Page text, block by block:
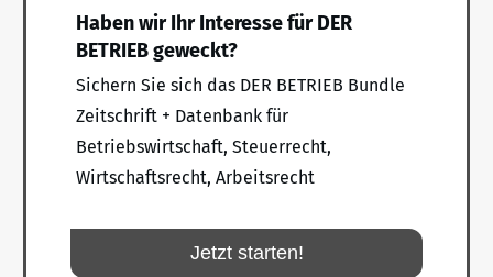
Haben wir Ihr Interesse für DER
BETRIEB geweckt?
Sichern Sie sich das DER BETRIEB Bundle
Zeitschrift + Datenbank für
Betriebswirtschaft, Steuerrecht,
Wirtschaftsrecht, Arbeitsrecht
Jetzt starten!